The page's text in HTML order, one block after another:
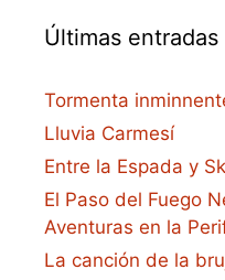
Últimas
Tormenta
Lluvia Carmesí
Entre la Espada y
El Paso del Fuego
Aventuras en la
La canción de la